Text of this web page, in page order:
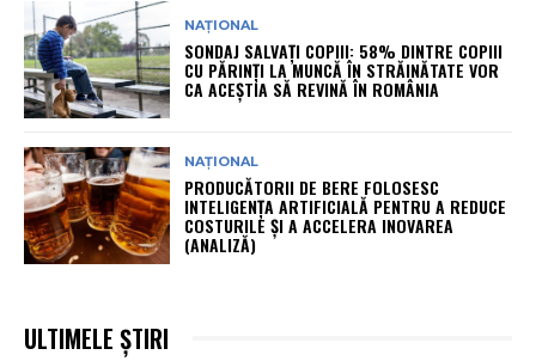
NAȚIONAL
SONDAJ SALVAȚI COPIII: 58% DINTRE COPIII
CU PĂRINȚI LA MUNCĂ ÎN STRĂINĂTATE VOR
CA ACEȘTIA SĂ REVINĂ ÎN ROMÂNIA
NAȚIONAL
PRODUCĂTORII DE BERE FOLOSESC
INTELIGENȚA ARTIFICIALĂ PENTRU A REDUCE
COSTURILE ȘI A ACCELERA INOVAREA
(ANALIZĂ)
ULTIMELE ȘTIRI